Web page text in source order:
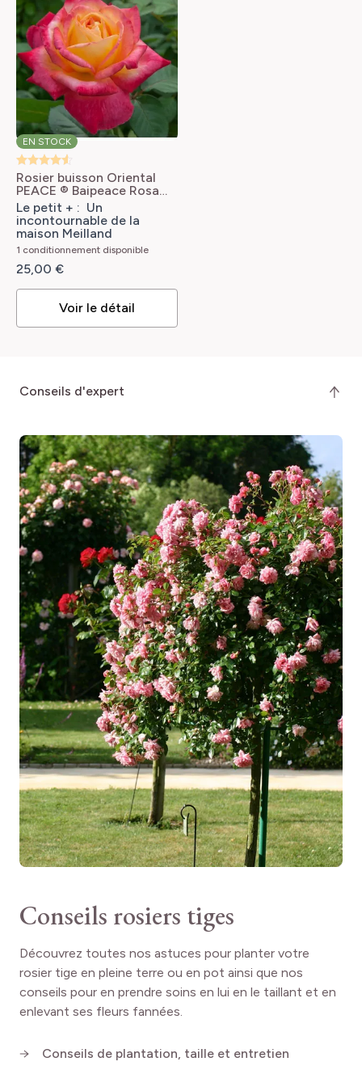
FEUILLAGE
Caduc
NOM COMMUN
Rosier hybride de Thé
OBTENTEUR
Sélection MEILLAND
PARFUM
Parfum léger
TYPE DE PORT
Tige
159591
FACILITÉ DE CULTURE
Facile à réussir
FLEUR À BOUQUET ?
Oui
INTÉRÊT DÉCORATIF
Durée de floraison, Port architectural, Grandes fleurs
TYPE DE SOL
Riche, Tous
Rustique
EN STOCK
Rosier buisson Oriental
PEACE ® Baipeace Rosa
Pullman Orient Express®
'Baipeace'
Le petit + : Un
incontournable de la
maison Meilland
1 conditionnement disponible
25,00 €
Voir le détail
conseils d'expert
Conseils rosiers tiges
Découvrez toutes nos astuces pour planter votre
rosier tige en pleine terre ou en pot ainsi que nos
conseils pour en prendre soins en lui en le taillant et en
enlevant ses fleurs fannées.
Conseils de plantation, taille et entretien